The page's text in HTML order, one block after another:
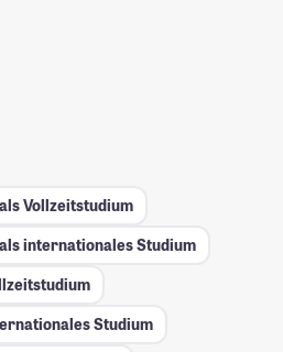
Vollzeitstudium
internationales Studium
Studium